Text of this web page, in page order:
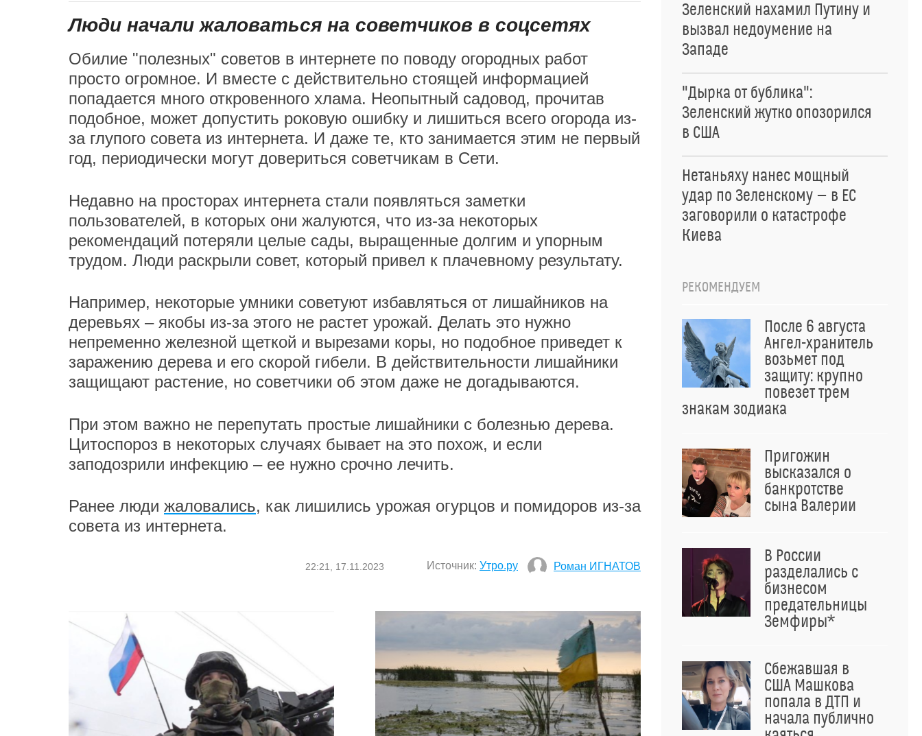
Люди начали жаловаться на советчиков в соцсетях
Обилие "полезных" советов в интернете по поводу огородных работ
просто огромное. И вместе с действительно стоящей информацией
попадается много откровенного хлама. Неопытный садовод, прочитав
подобное, может допустить роковую ошибку и лишиться всего огорода из-
за глупого совета из интернета. И даже те, кто занимается этим не первый
год, периодически могут довериться советчикам в Сети.
Недавно на просторах интернета стали появляться заметки
пользователей, в которых они жалуются, что из-за некоторых
рекомендаций потеряли целые сады, выращенные долгим и упорным
трудом. Люди раскрыли совет, который привел к плачевному результату.
Например, некоторые умники советуют избавляться от лишайников на
деревьях – якобы из-за этого не растет урожай. Делать это нужно
непременно железной щеткой и вырезами коры, но подобное приведет к
заражению дерева и его скорой гибели. В действительности лишайники
защищают растение, но советчики об этом даже не догадываются.
При этом важно не перепутать простые лишайники с болезнью дерева.
Цитоспороз в некоторых случаях бывает на это похож, и если
заподозрили инфекцию – ее нужно срочно лечить.
Ранее люди жаловались, как лишились урожая огурцов и помидоров из-за
совета из интернета.
22:21, 17.11.2023 Источник: Утро.ру Роман ИГНАТОВ
Зеленский нахамил Путину и
вызвал недоумение на
Западе
"Дырка от бублика":
Зеленский жутко опозорился
в США
Нетаньяху нанес мощный
удар по Зеленскому — в ЕС
заговорили о катастрофе
Киева
РЕКОМЕНДУЕМ
После 6 августа
Ангел-хранитель
возьмет под
защиту: крупно
повезет трем
знакам зодиака
Пригожин
высказался о
банкротстве
сына Валерии
В России
разделались с
бизнесом
предательницы
Земфиры*
Сбежавшая в
США Машкова
попала в ДТП и
начала публично